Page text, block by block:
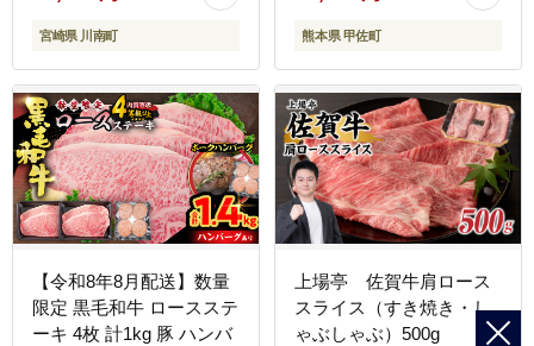
宮崎県 川南町
お取り寄せ 焼くだけ 熊本
県産 熊本産 国内産 国産
牛 総菜 甲佐町【価格改
定】X
熊本県 甲佐町
【令和8年8月配送】数量
限定 黒毛和牛 ロースステ
ーキ 4枚 計1kg 豚 ハンバ
上場亭 佐賀牛肩ロース
スライス（すき焼き・し
ゃぶしゃぶ）500g